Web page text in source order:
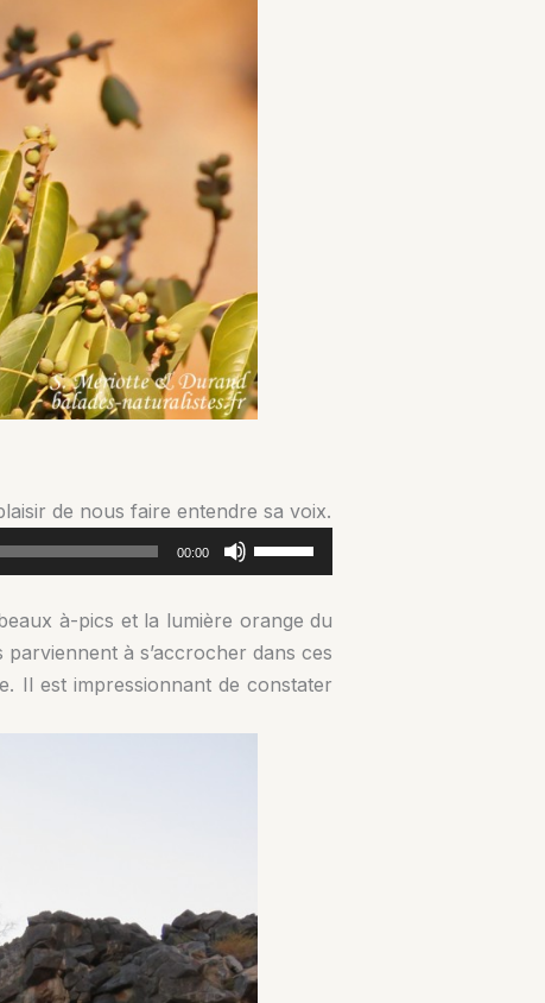
de nous faire entendre sa voix.
00:00
Utilisez
les
ou
à-pics et la lumière orange du
à s’accrocher dans ces
Il est impressionnant de constater